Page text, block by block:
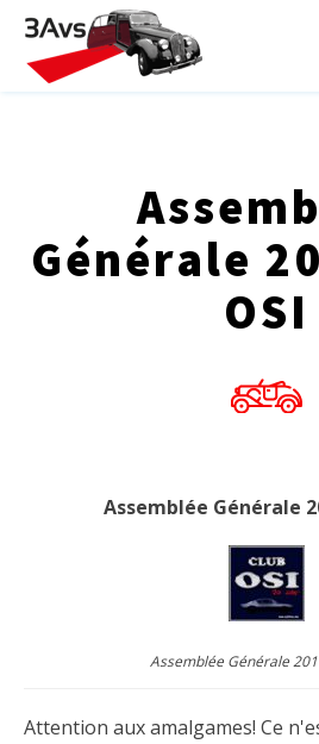
Générale
OSI
Assemblée Générale
Assemblée Générale
Attention aux amalgames! Ce